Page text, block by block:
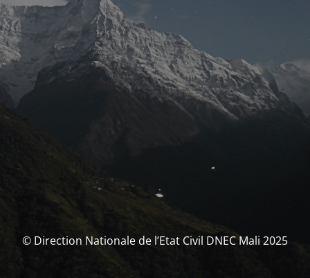
© Direction Nationale de l’Etat Civil DNEC Mali 2025